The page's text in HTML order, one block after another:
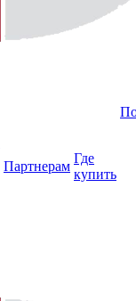
Партнерам
Где
купить